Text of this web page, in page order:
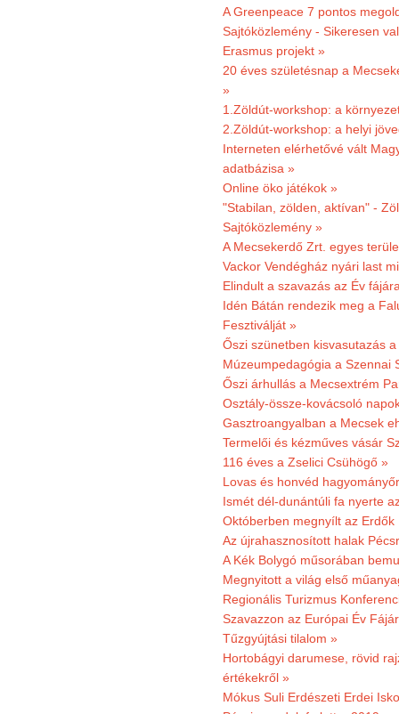
A Greenpeace 7 pontos
Sajtóközlemény - Sikeresen
Erasmus projekt »
20 éves születésnap a
»
1.Zöldút-workshop: a
2.Zöldút-workshop: a helyi
Interneten elérhetővé vált
adatbázisa »
Online öko játékok »
"Stabilan, zölden, aktívan" -
Sajtóközlemény »
A Mecsekerdő Zrt. egyes
Vackor Vendégház nyári last
Elindult a szavazás az Év
Idén Bátán rendezik meg a
Fesztiválját »
Őszi szünetben kisvasutazás
Múzeumpedagógia a Szennai
Őszi árhullás a Mecsextrém
Osztály-össze-kovácsoló
Gasztroangyalban a Mecsek
Termelői és kézműves vásár
116 éves a Zselici Csühögő »
Lovas és honvéd
Ismét dél-dunántúli fa nyerte
Októberben megnyílt az
Az újrahasznosított halak
A Kék Bolygó műsorában
Megnyitott a világ első
Regionális Turizmus
Szavazzon az Európai Év
Tűzgyújtási tilalom »
Hortobágyi darumese, rövid
értékekről »
Mókus Suli Erdészeti Erdei